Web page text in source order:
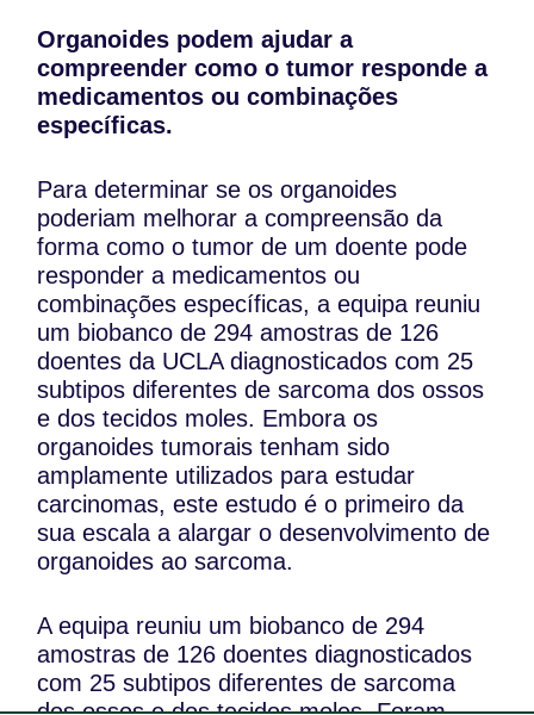
Organoides podem ajudar a
compreender como o tumor responde a
medicamentos ou combinações
específicas.
Para determinar se os organoides
poderiam melhorar a compreensão da
forma como o tumor de um doente pode
responder a medicamentos ou
combinações específicas, a equipa reuniu
um biobanco de 294 amostras de 126
doentes da UCLA diagnosticados com 25
subtipos diferentes de sarcoma dos ossos
e dos tecidos moles. Embora os
organoides tumorais tenham sido
amplamente utilizados para estudar
carcinomas, este estudo é o primeiro da
sua escala a alargar o desenvolvimento de
organoides ao sarcoma.
A equipa reuniu um biobanco de 294
amostras de 126 doentes diagnosticados
com 25 subtipos diferentes de sarcoma